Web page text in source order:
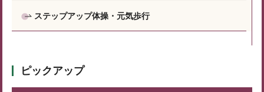
ステップアップ体操・元気歩行
ピックアップ